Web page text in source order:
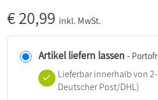
€20,99 inkl. MwSt.
Artikel liefern lassen -
Lieferbar innerhalb von 2-
Deutscher Post/DHL)